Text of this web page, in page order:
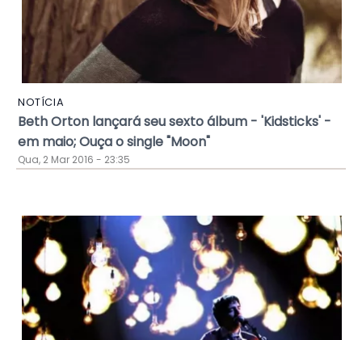
NOTÍCIA
Beth Orton lançará seu sexto álbum - 'Kidsticks' -
em maio; Ouça o single "Moon"
Qua, 2 Mar 2016 - 23:35